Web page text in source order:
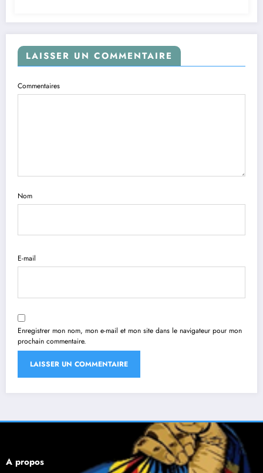
LAISSER UN COMMENTAIRE
Commentaires
Nom
E-mail
Enregistrer mon nom, mon e-mail et mon site dans le navigateur pour mon
prochain commentaire.
À propos